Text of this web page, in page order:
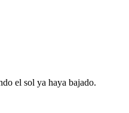
el sol ya haya bajado.